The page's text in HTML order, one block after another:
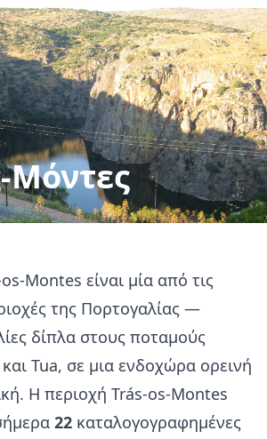
Μόντες
Montes είναι μία από τις
της Πορτογαλίας —
δίπλα στους ποταμούς
Tua, σε μια ενδοχώρα ορεινή
Η περιοχή Trás-os-Montes
22 καταλογογραφημένες